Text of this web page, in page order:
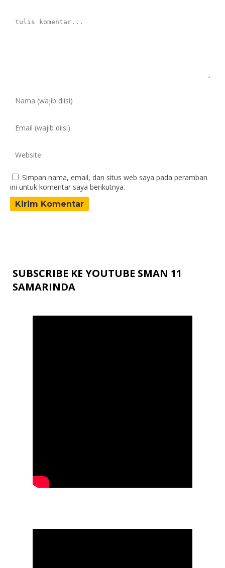
Simpan nama, email, dan situs web saya pada peramban
ini untuk komentar saya berikutnya.
SUBSCRIBE KE YOUTUBE SMAN 11
SAMARINDA